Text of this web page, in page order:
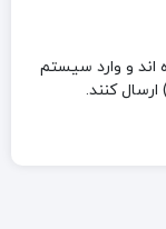
اند و وارد سیستم
کنند.